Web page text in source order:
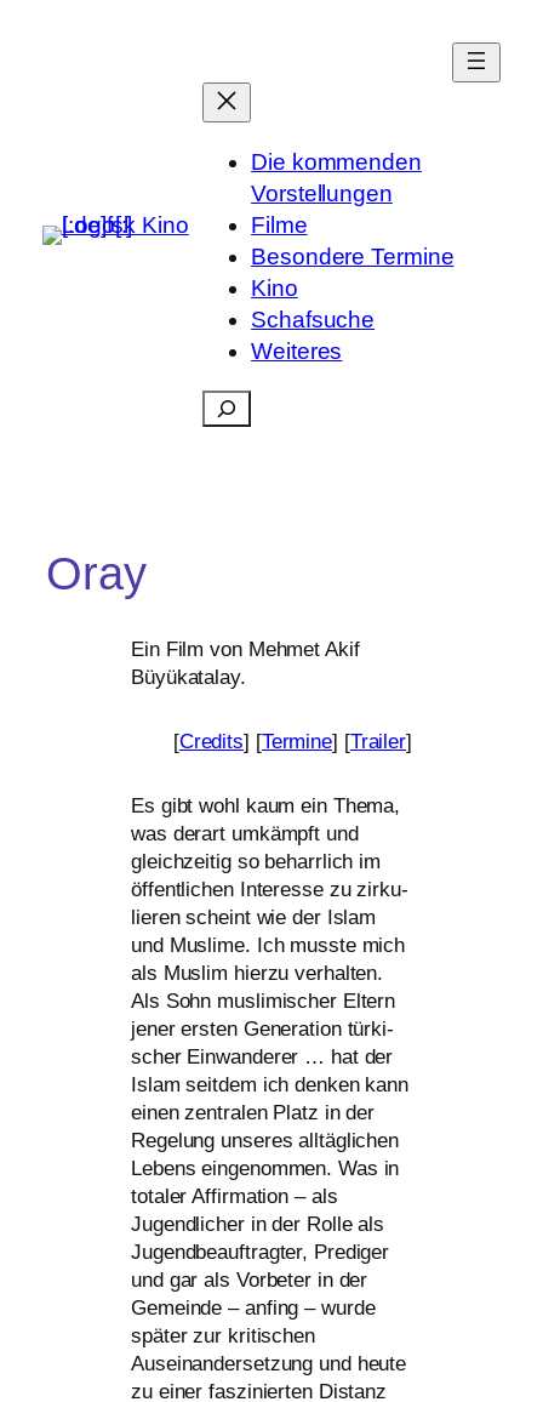
Die kommenden
Vorstellungen
Filme
Besondere Termine
Kino
Schafsuche
Weiteres
Suchen
Oray
Ein Film von Mehmet Akif
Büyükatalay.
[Credits] [Termine] [Trailer]
Es gibt wohl kaum ein Thema,
was der­art umkämpft und
gleich­zei­tig so beharr­lich im
öffent­li­chen Interesse zu zir­ku­
lie­ren scheint wie der Islam
und Muslime. Ich muss­te mich
als Muslim hier­zu ver­hal­ten.
Als Sohn mus­li­mi­scher Eltern
jener ers­ten Generation tür­ki­
scher Einwanderer … hat der
Islam seit­dem ich den­ken kann
einen zen­tra­len Platz in der
Regelung unse­res all­täg­li­chen
Lebens ein­ge­nom­men. Was in
tota­ler Affirmation – als
Jugendlicher in der Rolle als
Jugendbeauftragter, Prediger
und gar als Vorbeter in der
Gemeinde – anfing – wur­de
spä­ter zur kri­ti­schen
Auseinandersetzung und heu­te
zu einer fas­zi­nier­ten Distanz